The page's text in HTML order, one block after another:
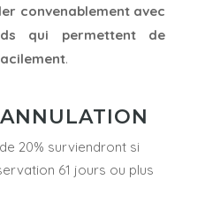
convenablement avec
qui permettent de
.
20% surviendront si
61 jours ou plus